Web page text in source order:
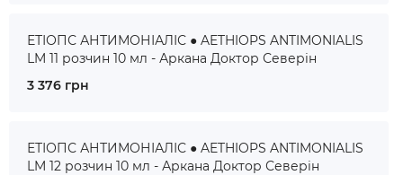
ЕТІОПС АНТИМОНІАЛІС ● AETHIOPS ANTIMONIALIS
LM 11 розчин 10 мл - Аркана Доктор Северін
3 376 грн
ЕТІОПС АНТИМОНІАЛІС ● AETHIOPS ANTIMONIALIS
LM 12 розчин 10 мл - Аркана Доктор Северін